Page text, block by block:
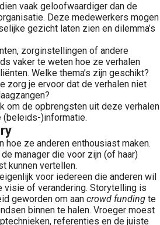
vaak geloofwaardiger dan de
Deze medewerkers mogen
gezicht laten zien en dilemma’s
zorginstellingen of andere
vaker te weten hoe ze verhalen
Welke thema’s zijn geschikt?
zorg je ervoor dat de verhalen niet
om de opbrengsten uit deze verhalen
(beleids-)informatie.
hoe ze anderen enthousiast maken.
manager die voor zijn (of haar)
kunnen vertellen.
voor iedereen die anderen wil
visie of verandering. Storytelling is
geworden om aan crowd funding te
binnen te halen. Vroeger moest
referenties en de juiste